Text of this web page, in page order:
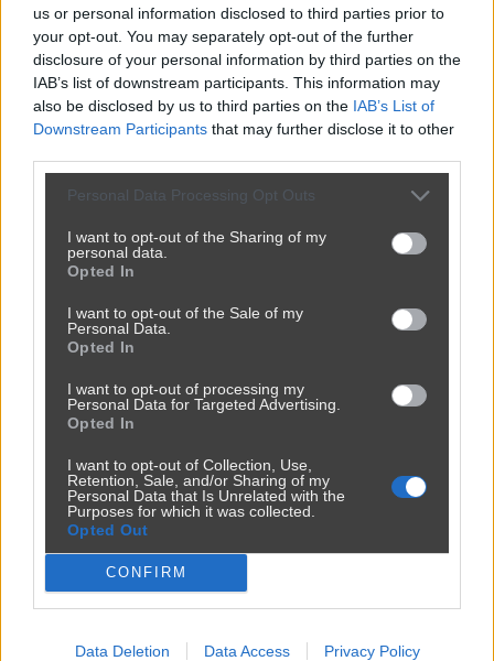
us or personal information disclosed to third parties prior to
your opt-out. You may separately opt-out of the further
disclosure of your personal information by third parties on the
IAB’s list of downstream participants. This information may
also be disclosed by us to third parties on the IAB’s List of
Downstream Participants that may further disclose it to other
Personal Data Processing Opt Outs
I want to opt-out of the Sharing of my
personal data.
Opted In
I want to opt-out of the Sale of my
Personal Data.
Opted In
I want to opt-out of processing my
Personal Data for Targeted Advertising.
Opted In
I want to opt-out of Collection, Use,
Retention, Sale, and/or Sharing of my
Personal Data that Is Unrelated with the
Purposes for which it was collected.
Opted Out
CONFIRM
Data Deletion Data Access Privacy Policy
Jak to nazwać złodziejstwo? Oszustwo? Malwersacja? A Ty
Ktoś kupił tanie działki i narzeka na hałas
2400